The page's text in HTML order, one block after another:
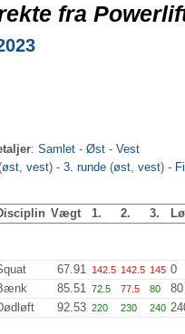
fra
: Samlet - Øst - Vest
øst, vest) - 3. runde (øst, vest) -
Vægt 1. 2. 3.
67.91 142.5 142.5 145 0
85.51 72.5 77.5 80
80
92.53 220 230 240